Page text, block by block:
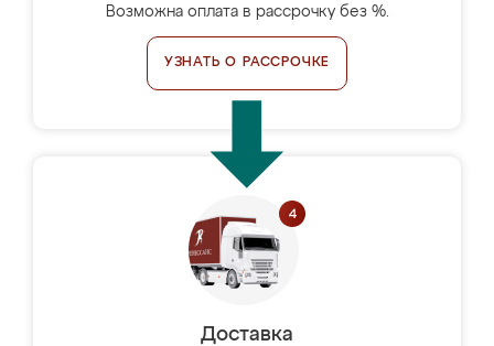
Возможна оплата в рассрочку без %.
УЗНАТЬ О РАССРОЧКЕ
Доставка